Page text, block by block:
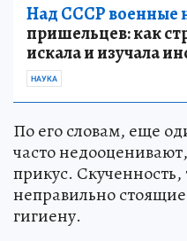
Над СССР военные
пришельцев: как
искала и изучала
НАУКА
По его словам, еще
часто
прикус.
неправильно
гигиену.